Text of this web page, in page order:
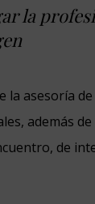
la
la asesoría
además
de